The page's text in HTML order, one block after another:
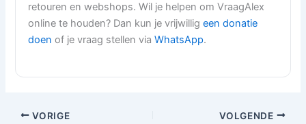
retouren en webshops. Wil je helpen om VraagAlex
online te houden? Dan kun je vrijwilligeen donatie
doen of je vraag stellen viaWhatsApp.
VORIGE VOLGENDE